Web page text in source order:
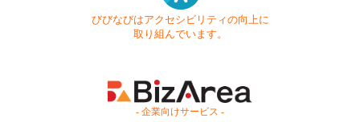
びびなびはアクセシビリティの向上に
取り組んでいます。
- 企業向けサービス -